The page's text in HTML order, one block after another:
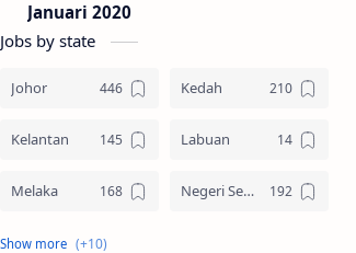
Januari 2020
Jobs by state
Johor Kedah
Kelantan Labuan
Melaka Negeri Sembilan
Pahang